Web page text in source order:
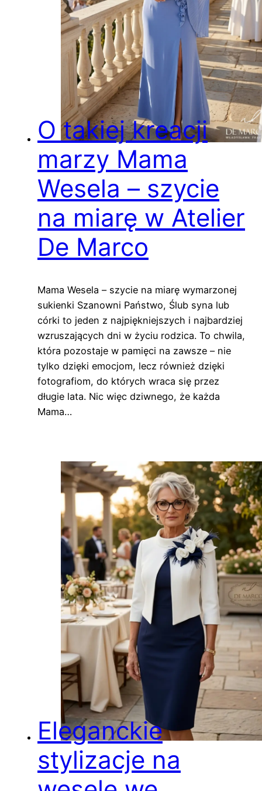
O takiej kreacji
marzy Mama
Wesela – szycie
na miarę w Atelier
De Marco
Mama Wesela – szycie na miarę wymarzonej
sukienki Szanowni Państwo, Ślub syna lub
córki to jeden z najpiękniejszych i najbardziej
wzruszających dni w życiu rodzica. To chwila,
która pozostaje w pamięci na zawsze – nie
tylko dzięki emocjom, lecz również dzięki
fotografiom, do których wraca się przez
długie lata. Nic więc dziwnego, że każda
Mama…
Eleganckie
stylizacje na